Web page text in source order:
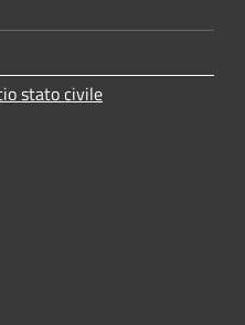
stato civile